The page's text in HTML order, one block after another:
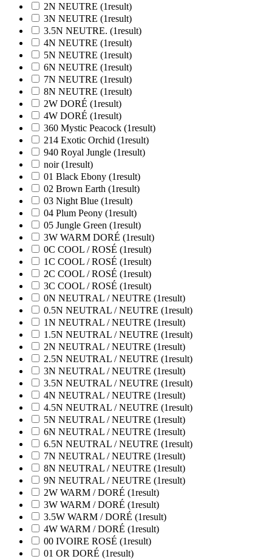
2N NEUTRE (1result)
3N NEUTRE (1result)
3.5N NEUTRE. (1result)
4N NEUTRE (1result)
5N NEUTRE (1result)
6N NEUTRE (1result)
7N NEUTRE (1result)
8N NEUTRE (1result)
2W DORÉ (1result)
4W DORÉ (1result)
360 Mystic Peacock (1result)
214 Exotic Orchid (1result)
940 Royal Jungle (1result)
noir(1result)
01 Black Ebony (1result)
02 Brown Earth (1result)
03 Night Blue (1result)
04 Plum Peony (1result)
05 Jungle Green (1result)
3W WARM DORÉ (1result)
0C COOL / ROSÉ (1result)
1C COOL / ROSÉ (1result)
2C COOL / ROSÉ (1result)
3C COOL / ROSÉ (1result)
0N NEUTRAL / NEUTRE (1result)
0.5N NEUTRAL / NEUTRE (1result)
1N NEUTRAL / NEUTRE (1result)
1.5N NEUTRAL / NEUTRE (1result)
2N NEUTRAL / NEUTRE (1result)
2.5N NEUTRAL / NEUTRE (1result)
3N NEUTRAL / NEUTRE (1result)
3.5N NEUTRAL / NEUTRE (1result)
4N NEUTRAL / NEUTRE (1result)
4.5N NEUTRAL / NEUTRE (1result)
5N NEUTRAL / NEUTRE (1result)
6N NEUTRAL / NEUTRE (1result)
6.5N NEUTRAL / NEUTRE (1result)
7N NEUTRAL / NEUTRE (1result)
8N NEUTRAL / NEUTRE (1result)
9N NEUTRAL / NEUTRE (1result)
2W WARM / DORÉ (1result)
3W WARM / DORÉ (1result)
3.5W WARM / DORÉ (1result)
4W WARM / DORÉ (1result)
00 IVOIRE ROSÉ (1result)
01 OR DORÉ (1result)